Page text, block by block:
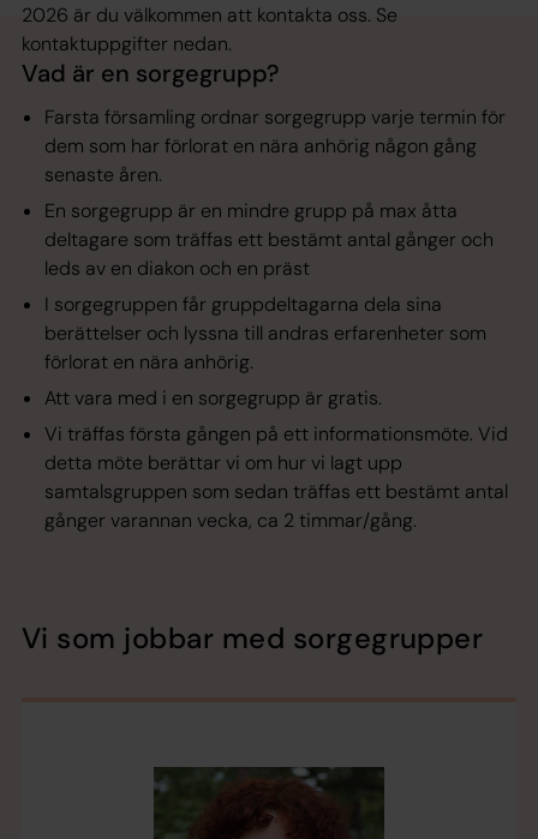
2026 är du välkommen att kontakta oss. Se
kontaktuppgifter nedan.
Vad är en sorgegrupp?
Farsta församling ordnar sorgegrupp varje termin för
dem som har förlorat en nära anhörig någon gång
senaste åren.
En sorgegrupp är en mindre grupp på max åtta
deltagare som träffas ett bestämt antal gånger och
leds av en diakon och en präst
I sorgegruppen får gruppdeltagarna dela sina
berättelser och lyssna till andras erfarenheter som
förlorat en nära anhörig.
Att vara med i en sorgegrupp är gratis.
Vi träffas första gången på ett informationsmöte. Vid
detta möte berättar vi om hur vi lagt upp
samtalsgruppen som sedan träffas ett bestämt antal
gånger varannan vecka, ca 2 timmar/gång.
Vi som jobbar med sorgegrupper